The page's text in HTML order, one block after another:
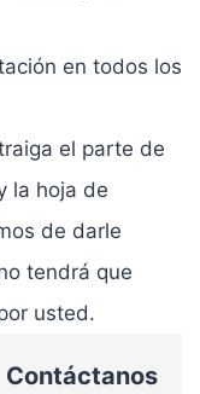
en todos los
el parte de
la hoja de
de darle
tendrá que
usted.
Contáctanos